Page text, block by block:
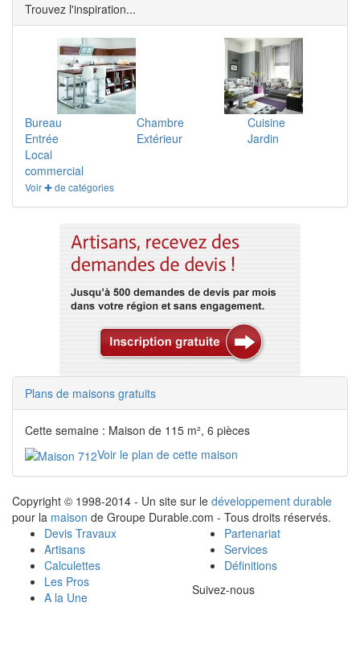
Trouvez l'inspiration...
Bureau Chambre
Cuisine
Entrée
Extérieur
Jardin
Local
commercial
Voir ✚ de catégories
Plans de maisons gratuits
Cette semaine : Maison de 115 m², 6 pièces
Voir le plan de cette maison
Copyright © 1998-2014 - Un site sur le développement durable
pour la maison de Groupe Durable.com - Tous droits réservés.
Devis Travaux
Artisans
Calculettes
Les Pros
A la Une
Partenariat
Services
Définitions
Suivez-nous